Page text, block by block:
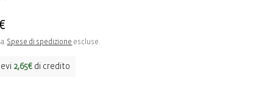
Spese di spedizione escluse.
2,65€ di credito